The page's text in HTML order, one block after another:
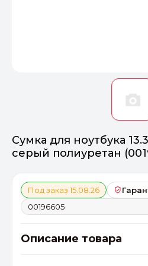
Сумка для ноутбука
серый полиуретан
Под заказ 15.08.26
00196605
Описание товара